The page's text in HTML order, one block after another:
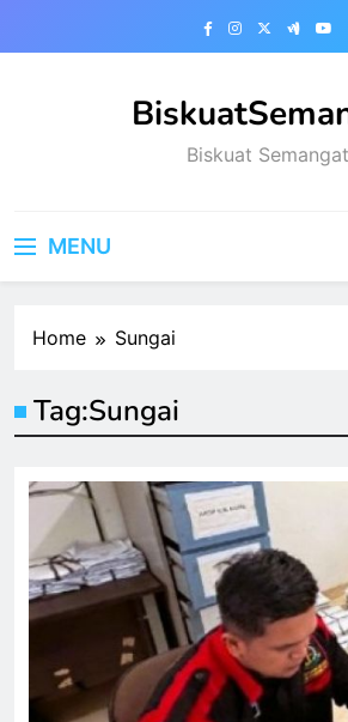
Biskuat Semangat
MENU
Home Sungai
Tag:Sungai